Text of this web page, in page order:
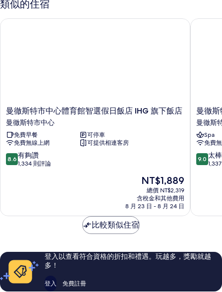
和
1
有
相
片
特
雙
詳
情
類似的住宿
曼
徹
斯
特
市
中
心
假
IHG
旗
飯
曼徹斯特市中心體育館智選假日飯店 IHG 旗下飯店
曼徹斯特市中心
免費早餐
可停車
免費無線上網
可提供相連客房
8.6
分，
夠
評
論
8.6 有夠讚
1,334 則評論
現
在
價
格
為
NT$1,889
總價 NT$2,319
含稅金和其他費用
8 月 23 日 - 8 月 24 日
曼徹斯特市中心體育館智選假日飯店 IHG 旗下飯店
曼
徹
斯
特
萬
豪
皮
曼
市
中
曼徹
曼徹斯
Spa
免費
9.0
分，
棒
評
論
9.0 太
曼徹斯
比較類似住宿
登入以查看符合資格的折扣和禮遇。玩越多，獎勵就越
多！
登入 免費註冊